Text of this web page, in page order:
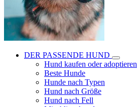
DER PASSENDE HUND
Hund kaufen oder adoptieren
Beste Hunde
Hunde nach Typen
Hund nach Größe
Hund nach Fell